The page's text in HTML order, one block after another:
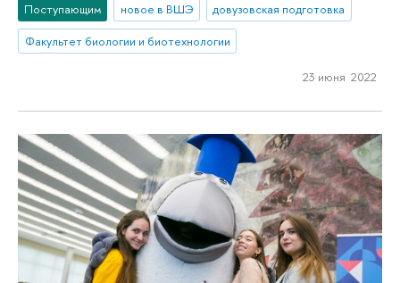
Поступающим новое в ВШЭ
довузовская подготовка
Факультет биологии и биотехнологии
23 июня 2022